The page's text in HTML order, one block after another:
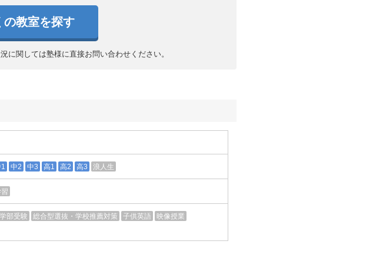
の教室を探す
関しては塾様に直接お問い合わせください。
中2 中3 高1 高2 高3 浪人生
部受験 総合型選抜・学校推薦対策 子供英語
映像授業